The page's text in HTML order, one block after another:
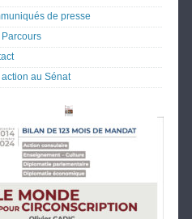
de presse
Parcours
action au Sénat